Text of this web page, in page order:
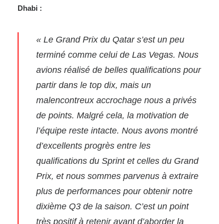
Dhabi :
« Le Grand Prix du Qatar s’est un peu
terminé comme celui de Las Vegas. Nous
avions réalisé de belles qualifications pour
partir dans le top dix, mais un
malencontreux accrochage nous a privés
de points. Malgré cela, la motivation de
l’équipe reste intacte. Nous avons montré
d’excellents progrès entre les
qualifications du Sprint et celles du Grand
Prix, et nous sommes parvenus à extraire
plus de performances pour obtenir notre
dixième Q3 de la saison. C’est un point
très positif à retenir avant d’aborder la